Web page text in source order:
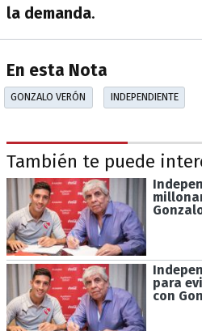
la demanda.
En esta Nota
GONZALO VERÓN INDEPENDIENTE
También te puede
para
con